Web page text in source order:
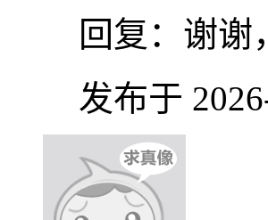
回复： 谢谢
发布于